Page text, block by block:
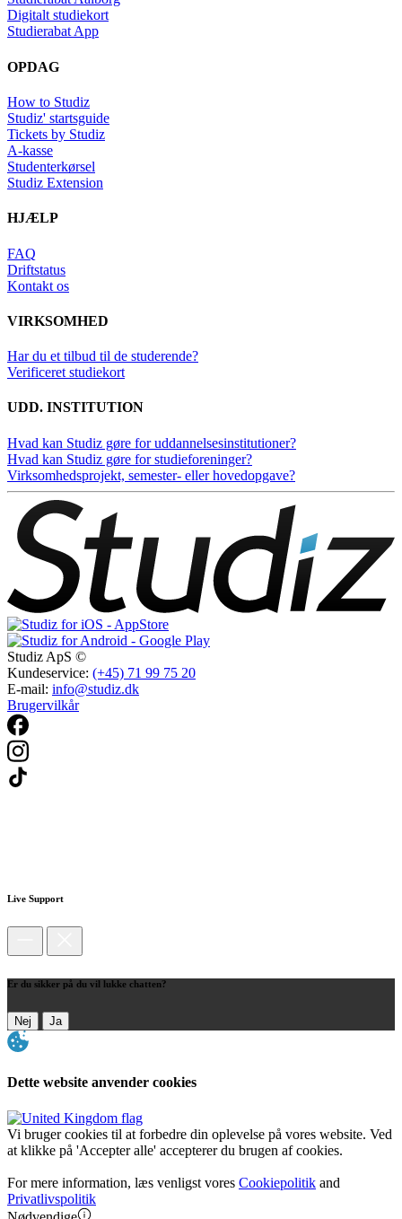
Digitalt studiekort
Studierabat App
OPDAG
How to Studiz
Studiz' startsguide
Tickets by Studiz
A-kasse
Studenterkørsel
Studiz Extension
HJÆLP
FAQ
Driftstatus
Kontakt os
VIRKSOMHED
Har du et tilbud til de studerende?
Verificeret studiekort
UDD. INSTITUTION
Hvad kan Studiz gøre for uddannelsesinstitutioner?
Hvad kan Studiz gøre for studieforeninger?
Virksomhedsprojekt, semester- eller hovedopgave?
Studiz ApS ©
Kundeservice: (+45) 71 99 75 20
E-mail: info@studiz.dk
Brugervilkår
Live Support
Er du sikker på du vil lukke chatten?
Nej Ja
Dette website anvender cookies
Vi bruger cookies til at forbedre din oplevelse på vores website. Ved
at klikke på 'Accepter alle' accepterer du brugen af cookies.
For mere information, læs venligst vores Cookiepolitik and
Privatlivspolitik